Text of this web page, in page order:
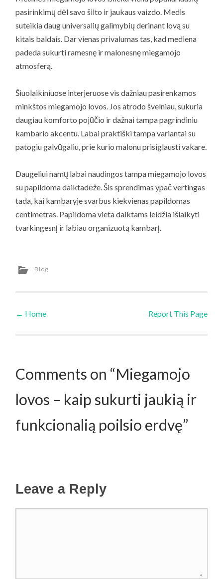
pasirinkimų dėl savo šilto ir jaukaus vaizdo. Medis
suteikia daug universalių galimybių derinant lovą su
kitais baldais. Dar vienas privalumas tas, kad mediena
padeda sukurti ramesnę ir malonesnę miegamojo
atmosferą.
Šiuolaikiniuose interjeruose vis dažniau pasirenkamos
minkštos miegamojo lovos. Jos atrodo švelniau, sukuria
daugiau komforto pojūčio ir dažnai tampa pagrindiniu
kambario akcentu. Labai praktiški tampa variantai su
patogiu galvūgaliu, prie kurio malonu prisiglausti vakare.
Daugeliui namų labai naudingos tampa miegamojo lovos
su papildoma daiktadėže. Šis sprendimas ypač vertingas
tada, kai kambaryje svarbus kiekvienas papildomas
centimetras. Papildoma vieta daiktams leidžia išlaikyti
tvarkingesnį ir labiau organizuotą kambarį.
Blog
Post navigation
← Home Report This Page
Comments on “Miegamojo
lovos – kaip sukurti jaukią ir
funkcionalią poilsio erdvę”
Leave a Reply